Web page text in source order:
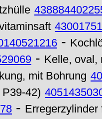
-
- Kelle, oval,
mit Bohrung
42)
- Erregerzylinder